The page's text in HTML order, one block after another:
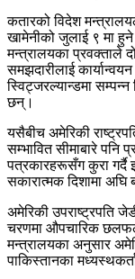
कतारको विदेश
खामेनीको जुलाई ९ मा हुने
मन्त्रालयका प्रवक्ताले
समझदारीलाई
स्विट्जरल्यान्डमा सम्पन्न
छन्।
यसैबीच अमेरिकी
सम्भावित सीमाबारे पनि
पत्रकारहरूसँग कुरा गर्दै
सकारात्मक दिशामा अघि
अमेरिकी उपराष्ट्रपति
चरणमा औपचारिक
मन्त्रालयका अनुसार
पाकिस्तानका